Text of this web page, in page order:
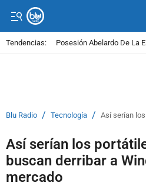
Tendencias: Posesión Abelardo De La
Blu Radio / Tecnología / Así serían
Así serían los
buscan derribar a
mercado